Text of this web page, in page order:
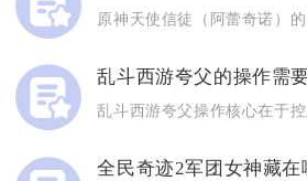
乱斗西游夸父的操作需
全民奇迹2军团女神藏在